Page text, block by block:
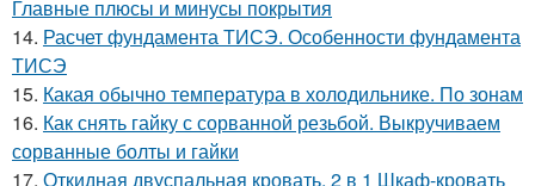
Главные плюсы и минусы покрытия
14. Расчет фундамента ТИСЭ. Особенности фундамента
ТИСЭ
15. Какая обычно температура в холодильнике. По зонам
16. Как снять гайку с сорванной резьбой. Выкручиваем
сорванные болты и гайки
17. Откидная двуспальная кровать. 2 в 1 Шкаф-кровать